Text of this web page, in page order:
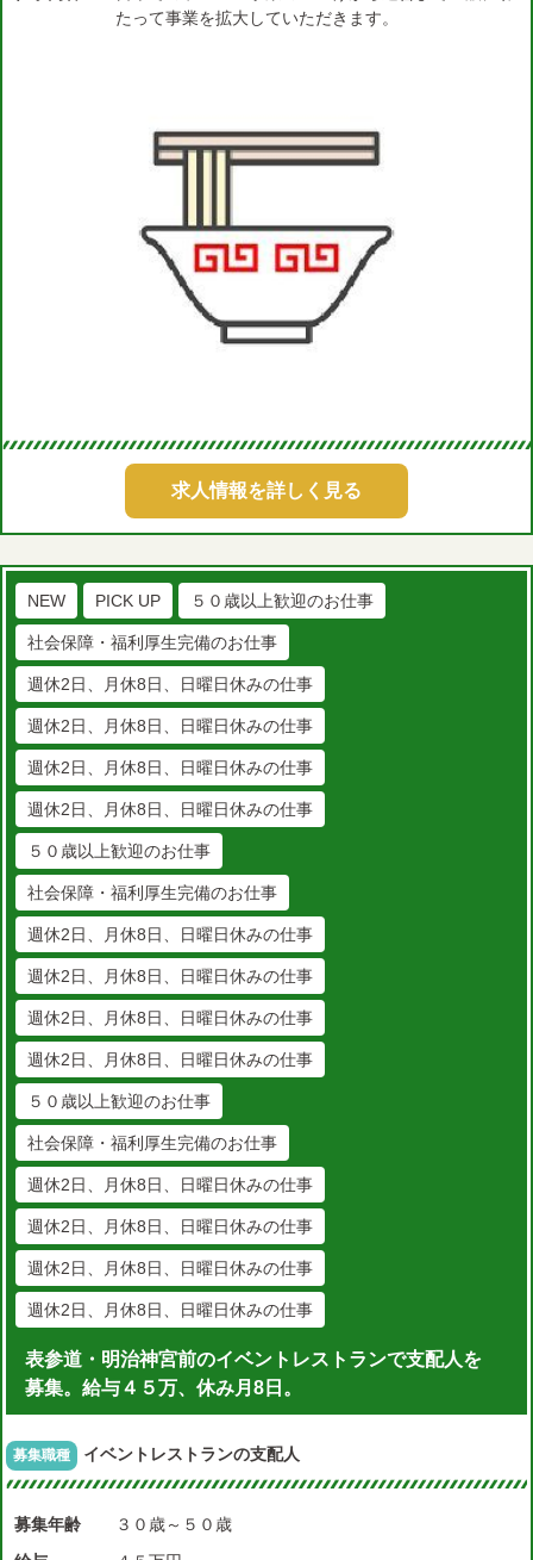
たって事業を拡大していただきます。
求人情報を詳しく見る
NEW PICK UP ５０歳以上歓迎のお仕事
社会保障・福利厚生完備のお仕事
週休2日、月休8日、日曜日休みの仕事
週休2日、月休8日、日曜日休みの仕事
週休2日、月休8日、日曜日休みの仕事
週休2日、月休8日、日曜日休みの仕事
５０歳以上歓迎のお仕事
社会保障・福利厚生完備のお仕事
週休2日、月休8日、日曜日休みの仕事
週休2日、月休8日、日曜日休みの仕事
週休2日、月休8日、日曜日休みの仕事
週休2日、月休8日、日曜日休みの仕事
５０歳以上歓迎のお仕事
社会保障・福利厚生完備のお仕事
週休2日、月休8日、日曜日休みの仕事
週休2日、月休8日、日曜日休みの仕事
週休2日、月休8日、日曜日休みの仕事
週休2日、月休8日、日曜日休みの仕事
表参道・明治神宮前のイベントレストランで支配人を
募集。給与４５万、休み月8日。
募集職種 イベントレストランの支配人
募集年齢
３０歳～５０歳